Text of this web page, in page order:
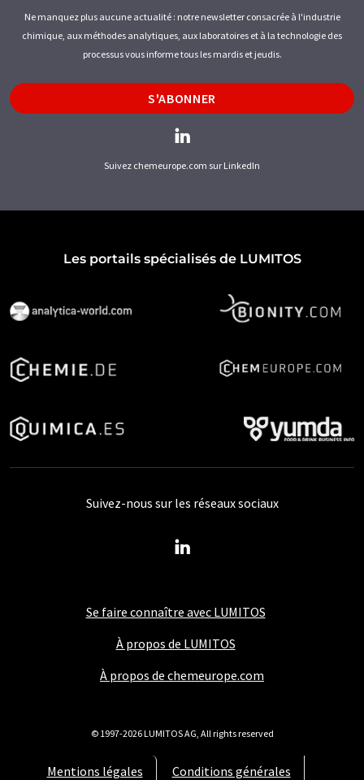
Ne manquez plus aucune actualité : notre newsletter consacrée à l'industrie
chimique, aux méthodes analytiques, aux laboratoires et à la technologie des
processus vous informe tous les mardis et jeudis.
S'ABONNER
Suivez chemeurope.com sur LinkedIn
Les portails spécialisés de LUMITOS
Se faire connaître avec LUMITOS
À propos de LUMITOS
À propos de chemeurope.com
Mentions légales Conditions générales
Suivez-nous sur les réseaux sociaux
© 1997-2026 LUMITOS AG, All rights reserved